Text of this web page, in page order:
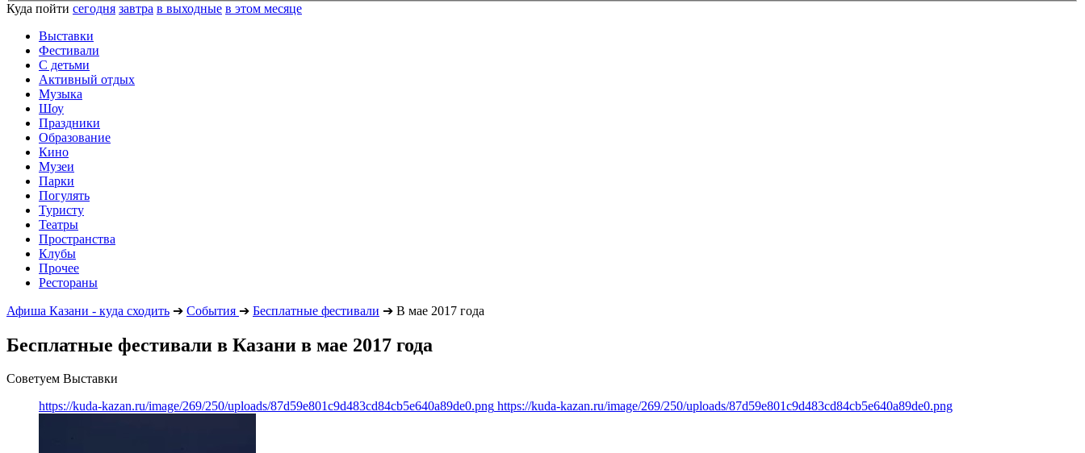
Куда пойти сегодня завтра в выходные в этом месяце
Выставки
Фестивали
С детьми
Активный отдых
Музыка
Шоу
Праздники
Образование
Кино
Музеи
Парки
Погулять
Туристу
Театры
Пространства
Клубы
Прочее
Рестораны
Афиша Казани - куда сходить ➔ События ➔ Бесплатные фестивали ➔ В мае 2017 года
Бесплатные фестивали в Казани в мае 2017 года
Советуем Выставки
https://kuda-kazan.ru/image/269/250/uploads/87d59e801c9d483cd84cb5e640a89de0.png https://kuda-kazan.ru/image/269/250/uploads/87d59e801c9d483cd84cb5e640a89de0.png